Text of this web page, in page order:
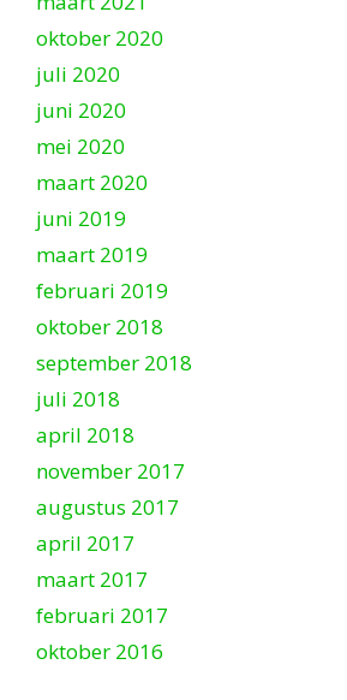
oktober 2020
juli 2020
juni 2020
mei 2020
maart 2020
juni 2019
maart 2019
februari 2019
oktober 2018
september 2018
juli 2018
april 2018
november 2017
augustus 2017
april 2017
maart 2017
februari 2017
oktober 2016